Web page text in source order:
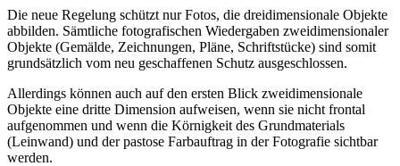
Die neue Regelung schützt nur Fotos, die dreidimensionale Objekte
abbilden. Sämtliche fotografischen Wiedergaben zweidimensionaler
Objekte (Gemälde, Zeichnungen, Pläne, Schriftstücke) sind somit
grundsätzlich vom neu geschaffenen Schutz ausgeschlossen.
Allerdings können auch auf den ersten Blick zweidimensionale
Objekte eine dritte Dimension aufweisen, wenn sie nicht frontal
aufgenommen und wenn die Körnigkeit des Grundmaterials
(Leinwand) und der pastose Farbauftrag in der Fotografie sichtbar
werden.